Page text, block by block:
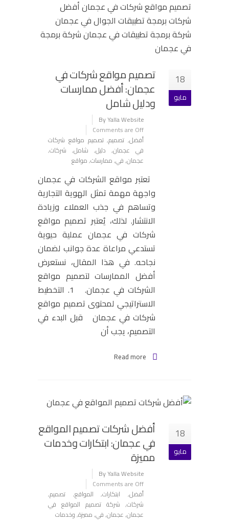
18
مايو
تصميم مواقع شركات في
عجمان: أفضل ممارسات
ودليل شامل
By Yalla Website
Comments are Off
أفضل, تصميم,تصميم مواقع شركات
في عجمان, دليل, شامل, شركات,
عجمان,في,ممارسات,مواقع
تعتبر مواقع الشركات في عجمان
واجهة مهمة تمثل الهوية التجارية
وتساهم في جذب العملاء وزيادة
الانتشار. لذلك، يُعتبر تصميم مواقع
شركات في عجمان عملية حيوية
تستدعي مراعاة عدة جوانب لضمان
نجاحه. في هذا المقال، نستعرض
أفضل الممارسات لتصميم مواقع
الشركات في عجمان. 1. التخطيط
الاستراتيجي لمحتوى تصميم مواقع
شركات في عجمان قبل البدء في
التصميم، يجب أن
Read more
18
مايو
أفضل شركات تصميم المواقع
في عجمان: ابتكارات وخدمات
مميزة
By Yalla Website
Comments are Off
أفضل, ابتكارات, المواقع, تصميم,
شركات, شركة تصميم المواقع في
عجمان,عجمان,في,مميزة,وخدمات